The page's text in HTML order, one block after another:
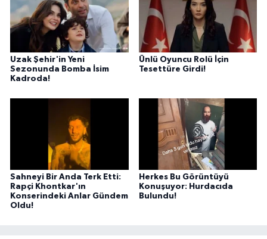
Uzak Şehir'in Yeni
Sezonunda Bomba İsim
Kadroda!
Ünlü Oyuncu Rolü İçin
Tesettüre Girdi!
Sahneyi Bir Anda Terk Etti:
Rapçi Khontkar'ın
Konserindeki Anlar Gündem
Oldu!
Herkes Bu Görüntüyü
Konuşuyor: Hurdacıda
Bulundu!